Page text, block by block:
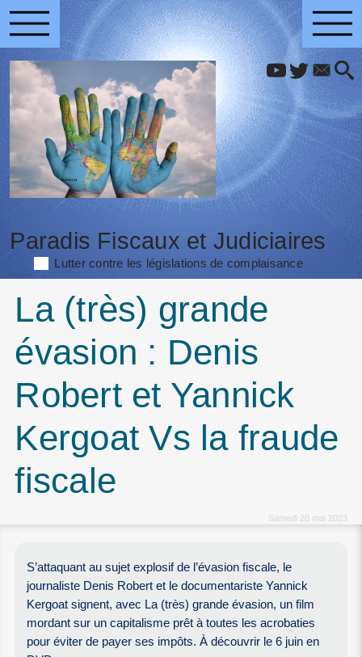
Paradis Fiscaux et Judiciaires
Lutter contre les législations de complaisance
La (très) grande
évasion : Denis
Robert et Yannick
Kergoat Vs la fraude
fiscale
Samedi 20 mai 2023
S’attaquant au sujet explosif de l’évasion fiscale, le
journaliste Denis Robert et le documentariste Yannick
Kergoat signent, avec La (très) grande évasion, un film
mordant sur un capitalisme prêt à toutes les acrobaties
pour éviter de payer ses impôts. À découvrir le 6 juin en